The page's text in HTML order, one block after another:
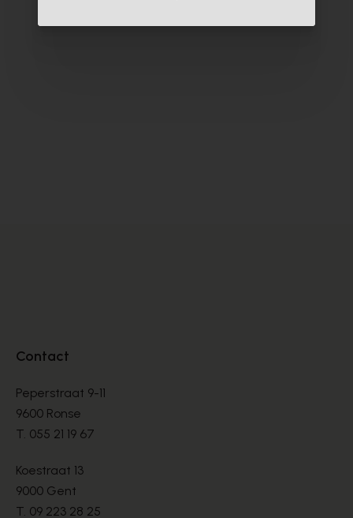
Contact
Peperstraat 9-11
9600 Ronse
T. 055 21 19 67
Koestraat 13
9000 Gent
T. 09 223 28 25